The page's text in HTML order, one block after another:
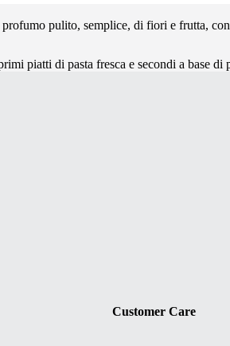
pulito, semplice, di fiori e frutta,
piatti di pasta fresca e secondi a base di
Customer Care